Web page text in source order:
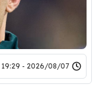
2026/08/07 - 19:29